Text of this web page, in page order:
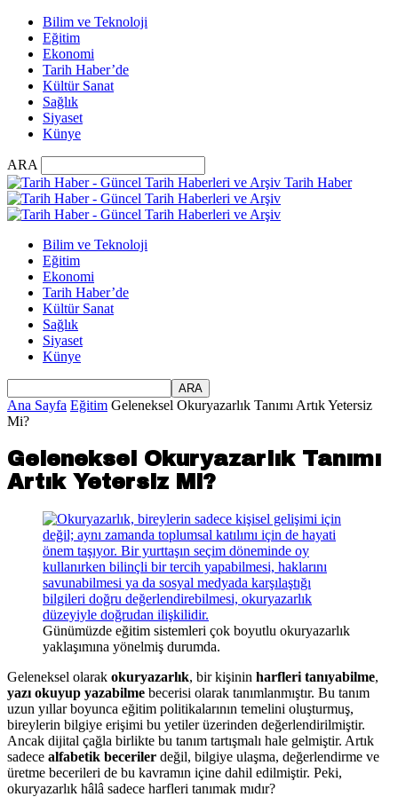
Bilim ve Teknoloji
Eğitim
Ekonomi
Tarih Haber’de
Kültür Sanat
Sağlık
Siyaset
Künye
ARA
Tarih Haber
Bilim ve Teknoloji
Eğitim
Ekonomi
Tarih Haber’de
Kültür Sanat
Sağlık
Siyaset
Künye
Ana Sayfa Eğitim Geleneksel Okuryazarlık Tanımı Artık Yetersiz
Mi?
Geleneksel Okuryazarlık Tanımı
Artık Yetersiz Mi?
Günümüzde eğitim sistemleri çok boyutlu okuryazarlık
yaklaşımına yönelmiş durumda.
Geleneksel olarak okuryazarlık, bir kişinin harfleri tanıyabilme,
yazı okuyup yazabilme becerisi olarak tanımlanmıştır. Bu tanım
uzun yıllar boyunca eğitim politikalarının temelini oluşturmuş,
bireylerin bilgiye erişimi bu yetiler üzerinden değerlendirilmiştir.
Ancak dijital çağla birlikte bu tanım tartışmalı hale gelmiştir. Artık
sadece alfabetik beceriler değil, bilgiye ulaşma, değerlendirme ve
üretme becerileri de bu kavramın içine dahil edilmiştir. Peki,
okuryazarlık hâlâ sadece harfleri tanımak mıdır?